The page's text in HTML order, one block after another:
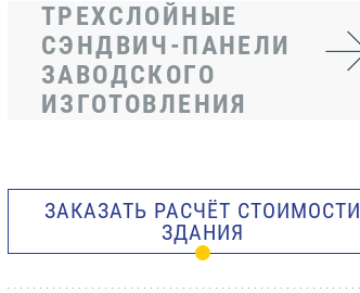
ТРЕХСЛОЙНЫЕ
СЭНДВИЧ-ПАНЕЛИ
ЗАВОДСКОГО
ИЗГОТОВЛЕНИЯ
ЗАКАЗАТЬ РАСЧЁТ СТОИМОСТИ
ЗДАНИЯ